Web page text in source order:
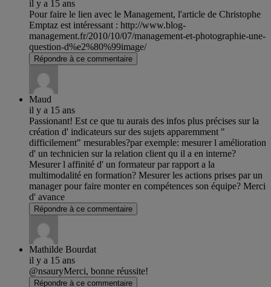
il y a 15 ans
Pour faire le lien avec le Management, l'article de Christophe
Emptaz est intéressant : http://www.blog-
management.fr/2010/10/07/management-et-photographie-une-
question-d%e2%80%99image/
Répondre à ce commentaire
Maud
il y a 15 ans
Passionant! Est ce que tu aurais des infos plus précises sur la
création d' indicateurs sur des sujets apparemment "
difficilement" mesurables?par exemple: mesurer l amélioration
d' un technicien sur la relation client qu il a en interne?
Mesurer l affinité d' un formateur par rapport a la
multimodalité en formation? Mesurer les actions prises par un
manager pour faire monter en compétences son équipe? Merci
d' avance
Répondre à ce commentaire
Mathilde Bourdat
il y a 15 ans
@nsauryMerci, bonne réussite!
Répondre à ce commentaire